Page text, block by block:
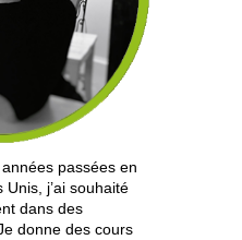
passées en
j’ai souhaité
dans des
donne des cours